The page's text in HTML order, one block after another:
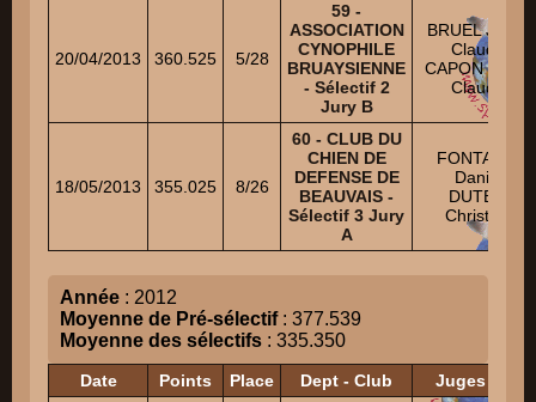
20/04/2013 360.525 5/28
59 -
ASSOCIATION
CYNOPHILE
BRUAYSIENNE
- Sélectif 2
Jury B
BRUEL Jean-
Claude
CAPON Jean-
Claude
18/05/2013 355.025 8/26
60 - CLUB DU
CHIEN DE
DEFENSE DE
BEAUVAIS -
Sélectif 3 Jury
A
FONTAINE
Daniel
DUTEIL
Christian
Année : 2012
Moyenne de Pré-sélectif: 377.539
Moyenne des sélectifs : 335.350
Date Points Place Dept - Club Juges